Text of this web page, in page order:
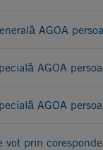
AGOA
AGOA
AGOA
vot prin